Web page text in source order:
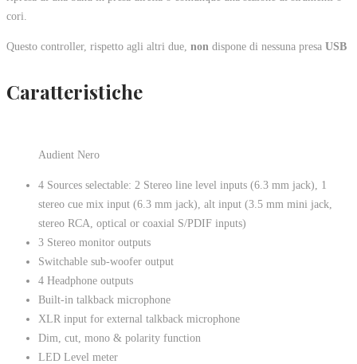
cori.
Questo controller, rispetto agli altri due, non dispone di nessuna presa USB
Caratteristiche
Audient Nero
4 Sources selectable: 2 Stereo line level inputs (6.3 mm jack), 1
stereo cue mix input (6.3 mm jack), alt input (3.5 mm mini jack,
stereo RCA, optical or coaxial S/PDIF inputs)
3 Stereo monitor outputs
Switchable sub-woofer output
4 Headphone outputs
Built-in talkback microphone
XLR input for external talkback microphone
Dim, cut, mono & polarity function
LED Level meter